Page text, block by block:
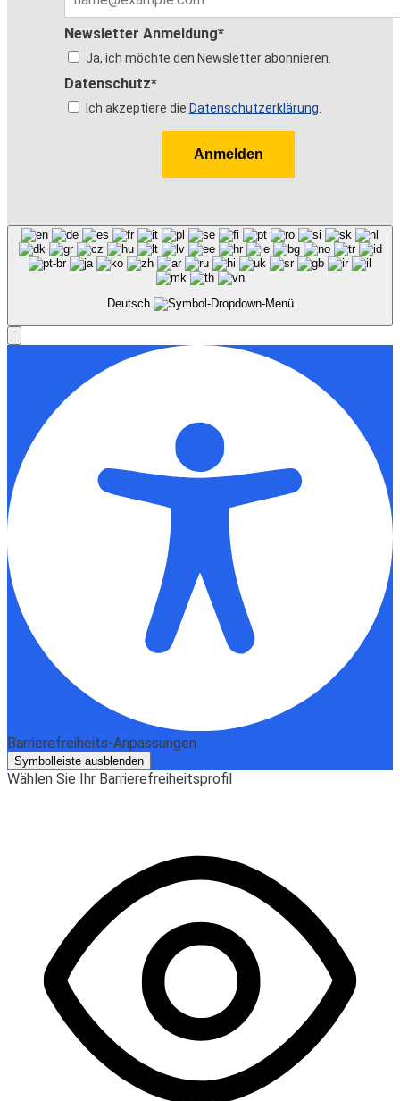
Newsletter Anmeldung*
Ja, ich möchte den Newsletter abonnieren.
Datenschutz*
Ich akzeptiere die Datenschutzerklärung.
Anmelden
Deutsch
Barrierefreiheits-Anpassungen
Symbolleiste ausblenden
Wählen Sie Ihr Barrierefreiheitsprofil